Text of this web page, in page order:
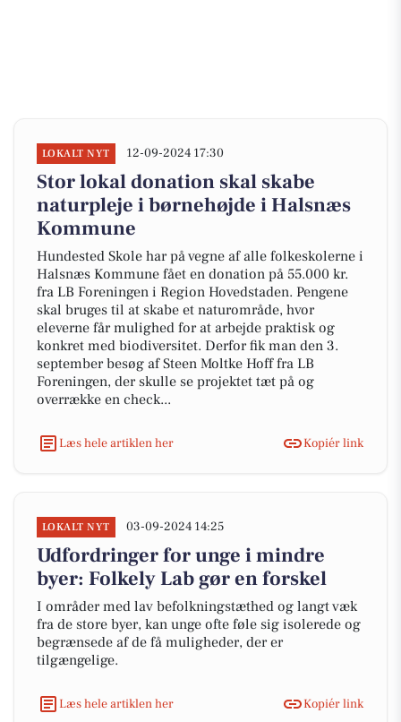
LOKALT NYT 12-09-2024 17:30
Stor lokal donation skal skabe
naturpleje i børnehøjde i Halsnæs
Kommune
Hundested Skole har på vegne af alle folkeskolerne i
Halsnæs Kommune fået en donation på 55.000 kr.
fra LB Foreningen i Region Hovedstaden. Pengene
skal bruges til at skabe et naturområde, hvor
eleverne får mulighed for at arbejde praktisk og
konkret med biodiversitet. Derfor fik man den 3.
september besøg af Steen Moltke Hoff fra LB
Foreningen, der skulle se projektet tæt på og
overrække en check...
Læs hele artiklen her Kopiér link
LOKALT NYT 03-09-2024 14:25
Udfordringer for unge i mindre
byer: Folkely Lab gør en forskel
I områder med lav befolkningstæthed og langt væk
fra de store byer, kan unge ofte føle sig isolerede og
begrænsede af de få muligheder, der er
tilgængelige.
Læs hele artiklen her Kopiér link